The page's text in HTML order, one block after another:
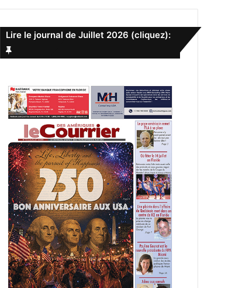
c
h
:
Lire le journal de Juillet 2026 (cliquez):